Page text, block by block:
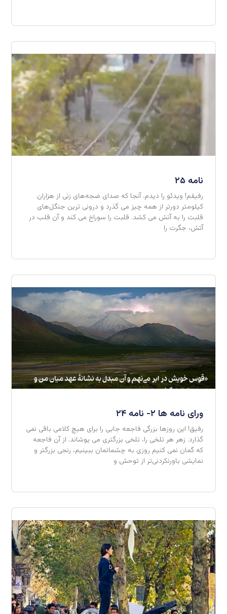
نامه ۲۵
رفیقم! ویدئو را دیدم. آنجا که صدای ضجه‌های زنی از هزاران
کیلومتر دورتر از همه چیز می گذرد و درونی ترین جنگل‌های
قلبت را به آتش می کشد. قلبت را سوراخ می کند و آن قلب در
آتش، جگرت را
ورای نامه ها ۲- نامه ۲۴
رفیق!‌ این روزها بزرگی فاجعه جایی را برای هیچ کلامی باقی نمی
گذارد. زهر هر تلخی را، تلخی بزرگتری می پوشاند. از آن فاجعه
که گمان نمی کنیم روزی به چشمانمان ببینیم، رنجی بزرگتر و
نمایشی باورنکردنی‌تر از توحش و